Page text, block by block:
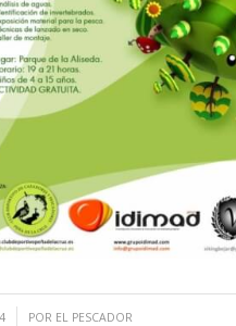
POR EL PESCADOR